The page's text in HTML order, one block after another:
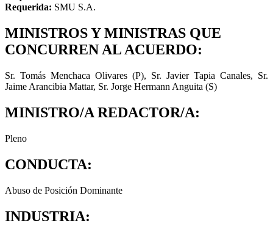
Requerida: SMU S.A.
MINISTROS Y MINISTRAS QUE
CONCURREN AL ACUERDO:
Sr. Tomás Menchaca Olivares (P), Sr. Javier Tapia Canales, Sr.
Jaime Arancibia Mattar, Sr. Jorge Hermann Anguita (S)
MINISTRO/A REDACTOR/A:
Pleno
CONDUCTA:
Abuso de Posición Dominante
INDUSTRIA: